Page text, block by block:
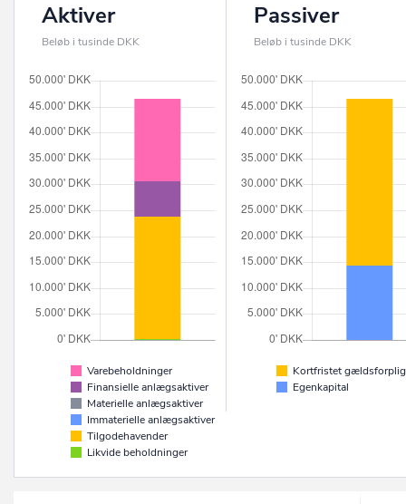
Aktiver
Beløb i tusinde DKK
Varebeholdninger
Finansielle anlægsaktiver
Materielle anlægsaktiver
Immaterielle anlægsaktiver
Tilgodehavender
Likvide beholdninger
Passiver
Beløb i tusinde DKK
Kortfristet
Egenkapital